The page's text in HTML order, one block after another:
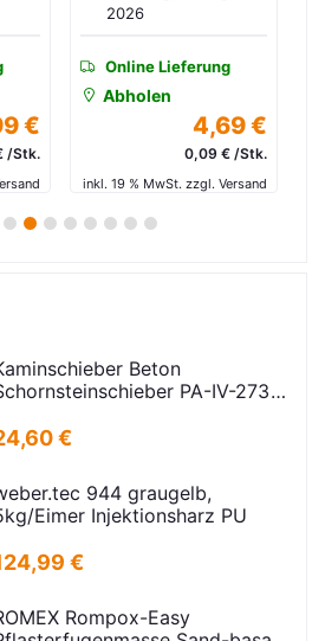
€
/Stk.
2026
Online Lieferung
Abholen
4,69 €
0,09 € /Stk.
inkl. 19 % MwSt. zzgl. Versand
3 4 5 6 7 8 9 10
Beton
PA-IV-273
€
944 graugelb,
Eimer Injektionsharz PU
€
Rompox-Easy